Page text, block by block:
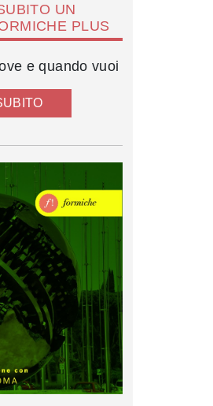
UN
PLUS
e quando vuoi